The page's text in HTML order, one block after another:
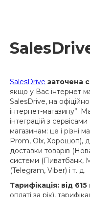
SalesDrive заточена
якщо у Вас інтернет
SalesDrive, на
інтернет-магазину”.
інтеграцій з
магазинам: це і різні
Prom, Olx, Хорошоп),
доставки товарів
системи (Пиватбанк,
(Telegram, Viber) і т. д.
Тарифікація: від 615
оплаті за рік),